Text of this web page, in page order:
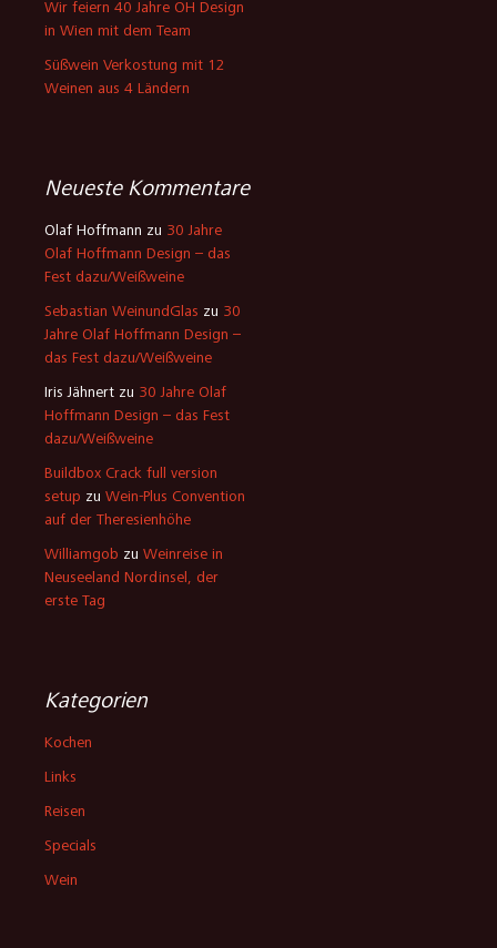
Wir feiern 40 Jahre OH Design
in Wien mit dem Team
Süßwein Verkostung mit 12
Weinen aus 4 Ländern
Neueste Kommentare
Olaf Hoffmann zu 30 Jahre
Olaf Hoffmann Design – das
Fest dazu/Weißweine
Sebastian WeinundGlas zu 30
Jahre Olaf Hoffmann Design –
das Fest dazu/Weißweine
Iris Jähnert zu 30 Jahre Olaf
Hoffmann Design – das Fest
dazu/Weißweine
Buildbox Crack full version
setup zu Wein-Plus Convention
auf der Theresienhöhe
Williamgob zu Weinreise in
Neuseeland Nordinsel, der
erste Tag
Kategorien
Kochen
Links
Reisen
Specials
Wein